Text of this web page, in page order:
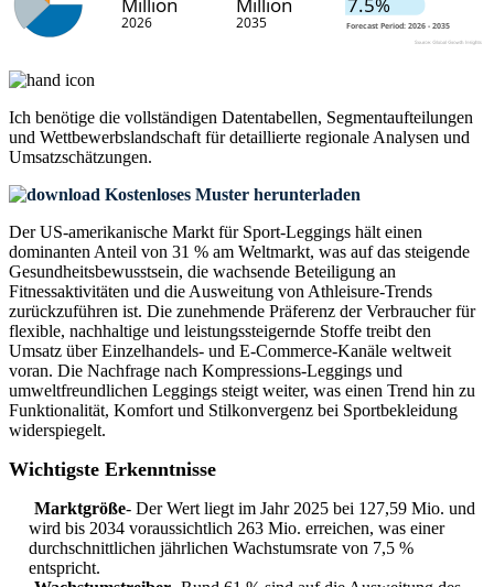
Ich benötige die vollständigen Datentabellen, Segmentaufteilungen
und Wettbewerbslandschaft für detaillierte regionale Analysen und
Umsatzschätzungen.
Kostenloses Muster herunterladen
Der US-amerikanische Markt für Sport-Leggings hält einen
dominanten Anteil von 31 % am Weltmarkt, was auf das steigende
Gesundheitsbewusstsein, die wachsende Beteiligung an
Fitnessaktivitäten und die Ausweitung von Athleisure-Trends
zurückzuführen ist. Die zunehmende Präferenz der Verbraucher für
flexible, nachhaltige und leistungssteigernde Stoffe treibt den
Umsatz über Einzelhandels- und E-Commerce-Kanäle weltweit
voran. Die Nachfrage nach Kompressions-Leggings und
umweltfreundlichen Leggings steigt weiter, was einen Trend hin zu
Funktionalität, Komfort und Stilkonvergenz bei Sportbekleidung
widerspiegelt.
Wichtigste Erkenntnisse
Marktgröße- Der Wert liegt im Jahr 2025 bei 127,59 Mio. und
wird bis 2034 voraussichtlich 263 Mio. erreichen, was einer
durchschnittlichen jährlichen Wachstumsrate von 7,5 %
entspricht.